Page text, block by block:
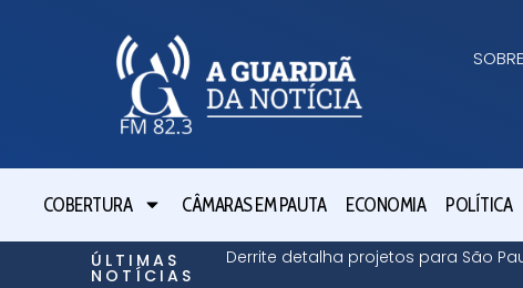
COBERTURA CÂMARAS EM PAUTA ECONOMIA POLÍTICA
ÚLTIMAS
NOTÍCIAS
Derrite detalha projetos para São